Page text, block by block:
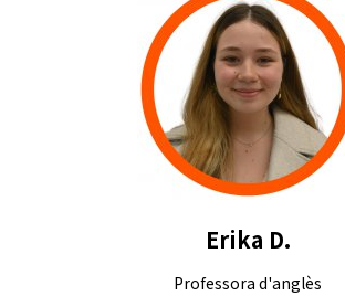
Erika D.
Professora d'anglès